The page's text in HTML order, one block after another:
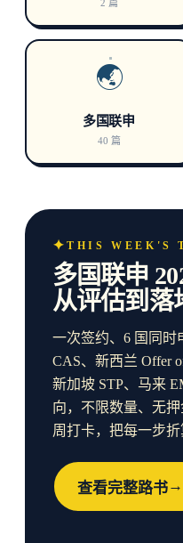
2 篇
🌏
多国联申
40 篇
THIS WEEK'S
多国联申
从评估到落
一次签约、6 国同
CAS、新西兰 Offer
新加坡 STP、马来
向，不限数量、无
周打卡，把每一步折
查看完整路书→